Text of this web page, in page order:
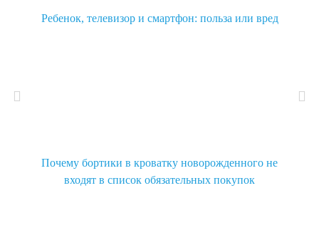
Ребенок, телевизор и смартфон: польза или вред
Почему бортики в кроватку новорожденного не
входят в список обязательных покупок